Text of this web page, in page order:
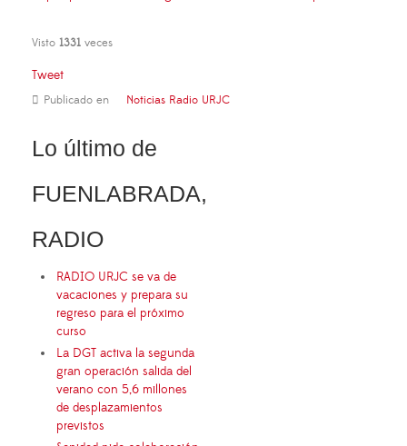
Visto 1331 veces
Tweet
Publicado en Noticias Radio URJC
Lo último de
FUENLABRADA,
RADIO
RADIO URJC se va de
vacaciones y prepara su
regreso para el próximo
curso
La DGT activa la segunda
gran operación salida del
verano con 5,6 millones
de desplazamientos
previstos